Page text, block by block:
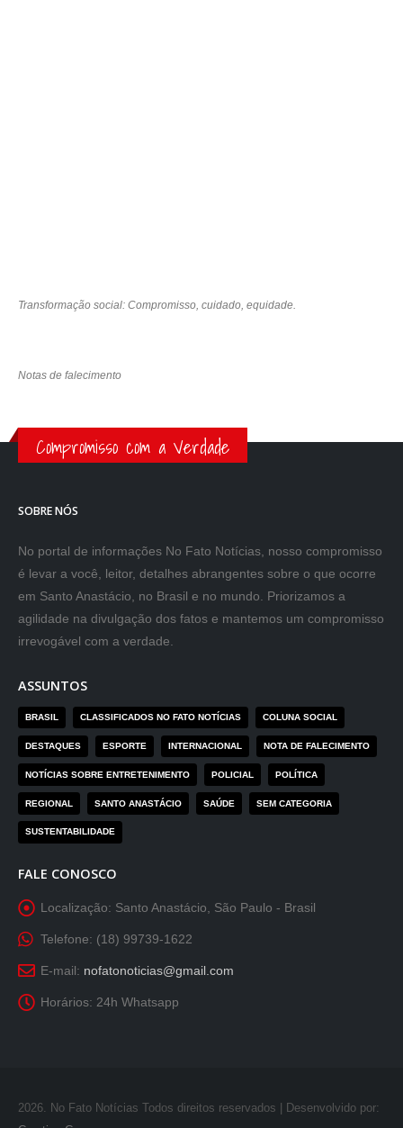
Transformação social: Compromisso, cuidado, equidade.
Notas de falecimento
Compromisso com a Verdade
SOBRE NÓS
No portal de informações No Fato Notícias, nosso compromisso
é levar a você, leitor, detalhes abrangentes sobre o que ocorre
em Santo Anastácio, no Brasil e no mundo. Priorizamos a
agilidade na divulgação dos fatos e mantemos um compromisso
irrevogável com a verdade.
ASSUNTOS
BRASIL CLASSIFICADOS NO FATO NOTÍCIAS COLUNA SOCIAL
DESTAQUES ESPORTE INTERNACIONAL NOTA DE FALECIMENTO
NOTÍCIAS SOBRE ENTRETENIMENTO POLICIAL POLÍTICA
REGIONAL SANTO ANASTÁCIO SAÚDE SEM CATEGORIA
SUSTENTABILIDADE
FALE CONOSCO
Localização: Santo Anastácio, São Paulo - Brasil
Telefone: (18) 99739-1622
E-mail: nofatonoticias@gmail.com
Horários: 24h Whatsapp
2026. No Fato Notícias Todos direitos reservados | Desenvolvido por: